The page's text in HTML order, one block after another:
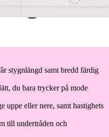
stygnlängd samt bredd färdig
du bara trycker på mode
uppe eller nere, samt hastighets
till undertråden och